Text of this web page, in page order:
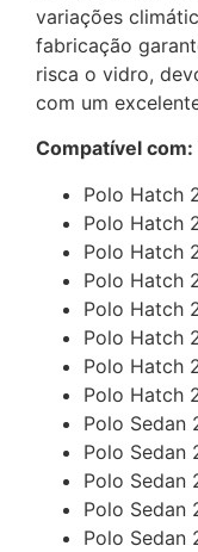
variações
fabricação
risca o vidro,
com um
Compatível
Polo Hatch
Polo Hatch
Polo Hatch
Polo Hatch
Polo Hatch
Polo Hatch
Polo Hatch
Polo Hatch
Polo Sedan
Polo Sedan
Polo Sedan
Polo Sedan
Polo Sedan